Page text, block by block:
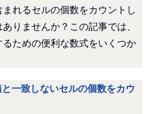
れるセルの個数をカウントし
りませんか？この記事では、
ための便利な数式をいくつか
一致しないセルの個数をカウ